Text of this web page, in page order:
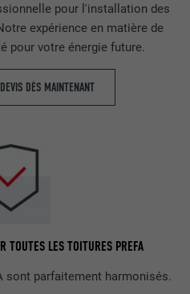
pour l'installation des
expérience en matière de
pour votre énergie future.
DÈS MAINTENANT
TOUTES LES TOITURES PREFA
sont parfaitement harmonisés.